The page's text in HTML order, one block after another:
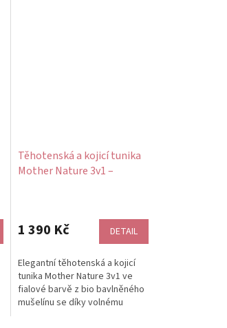
Těhotenská a kojicí tunika
Mother Nature 3v1 –
1 390 Kč DETAIL
Elegantní těhotenská a kojicí
tunika Mother Nature 3v1 ve
fialové barvě z bio bavlněného
mušelínu se díky volnému